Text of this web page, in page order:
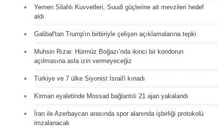
Yemen Silahlı Kuvvetleri, Suudi güçlerine ait mevzileri hedef
aldı
Galibaf'tan Trump'ın birbiriyle çelişen açıklamalarına tepki
Muhsin Rızai: Hürmüz Boğazı’nda ikinci bir koridorun
açılmasına asla izin vermeyeceğiz
Türkiye ve 7 ülke Siyonist İsrail'i kınadı
Kirman eyaletinde Mossad bağlantılı 21 ajan yakalandı
İran ile Azerbaycan arasında spor alanında işbirliği protokolü
imzalanacak